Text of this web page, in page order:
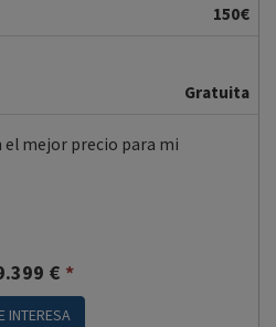
150€
Gratuita
el mejor precio para mi
€ *
INTERESA